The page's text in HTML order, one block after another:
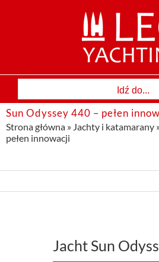
Idź do...
Sun Odyssey 440 – pełen
Strona główna » Jachty i katamarany
pełen innowacji
Jacht Sun